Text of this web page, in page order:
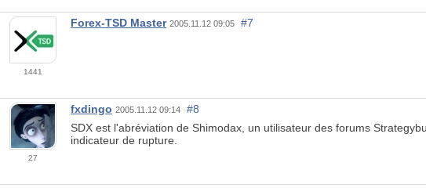
1441
Forex-TSD Master 2005.11.12 09:05 #7
27
fxdingo 2005.11.12 09:14
#8
SDX est l'abréviation de Shimodax, un utilisateur des forums
indicateur de rupture.